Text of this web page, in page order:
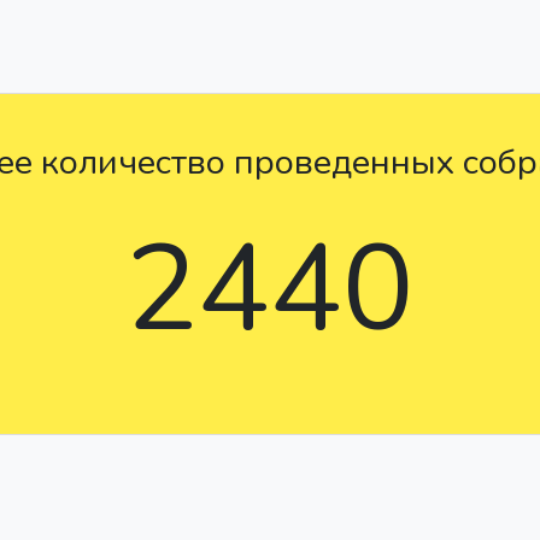
количество проведенных
2440